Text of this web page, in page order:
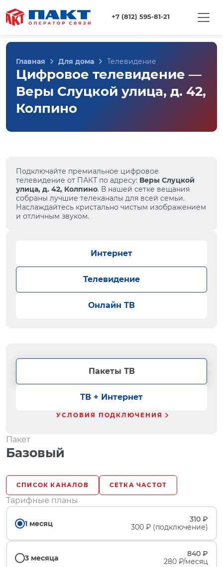
+7 (812) 595-81-21
Главная Для дома Телевидение
Цифровое телевидение —
Веры Слуцкой улица, д. 42,
Колпино
Подключайте премиальное цифровое
телевидение от ПАКТ по адресу: Веры Слуцкой
улица, д. 42, Колпино. В нашей сетке вещания
собраны лучшие телеканалы для всей семьи.
Наслаждайтесь кристально чистым изображением
и отличным звуком.
Интернет
Телевидение
Онлайн ТВ
Пакеты ТВ
ТВ + Интернет
УСЛОВИЯ ПОДКЛЮЧЕНИЯ
Пакет
Базовый
СПИСОК КАНАЛОВ СЕТКА ЧАСТОТ
Тарифные планы
1 месяц
310 ₽
300 ₽ (подключение)
3 месяца
840 ₽
280 ₽/месяц